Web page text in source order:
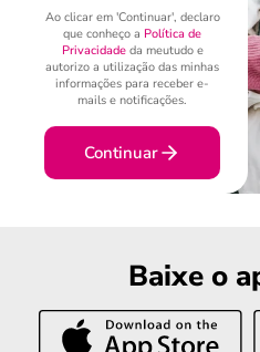
Ao clicar em 'Continuar', declaro
que conheço a Política de
Privacidadeda meutudo e
autorizo a utilização das minhas
informações para receber e-
mails e notificações.
Continuar
Baixe o